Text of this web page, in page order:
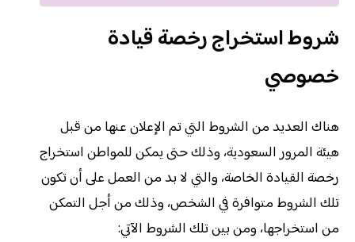
شروط استخراج رخصة قيادة
خصوصي
هناك العديد من الشروط التي تم الإعلان عنها من قبل
هيئة المرور السعودية، وذلك حتى يمكن للمواطن استخراج
رخصة القيادة الخاصة، والتي لا بد من العمل على أن تكون
تلك الشروط متوافرة في الشخص، وذلك من أجل التمكن
من استخراجها، ومن بين تلك الشروط الآتي: